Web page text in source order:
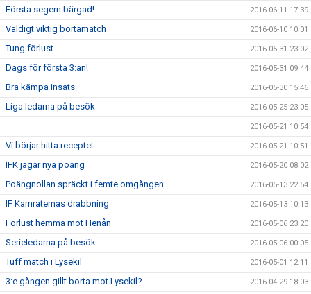
Första segern bärgad! 2016-06-11 17:39
Väldigt viktig bortamatch 2016-06-10 10:01
Tung förlust 2016-05-31 23:02
Dags för första 3:an! 2016-05-31 09:44
Bra kämpa insats 2016-05-30 15:46
Liga ledarna på besök 2016-05-25 23:05
2016-05-21 10:54
Vi börjar hitta receptet 2016-05-21 10:51
IFK jagar nya poäng 2016-05-20 08:02
Poängnollan spräckt i femte omgången 2016-05-13 22:54
IF Kamraternas drabbning 2016-05-13 10:13
Förlust hemma mot Henån 2016-05-06 23:20
Serieledarna på besök 2016-05-06 00:05
Tuff match i Lysekil 2016-05-01 12:11
3:e gången gillt borta mot Lysekil? 2016-04-29 18:03